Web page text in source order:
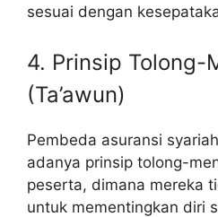
sesuai dengan
4. Prinsip Tolong-
(Ta’awun)
Pembeda asuransi
adanya prinsip tolong-
peserta, dimana mereka
untuk mementingkan diri